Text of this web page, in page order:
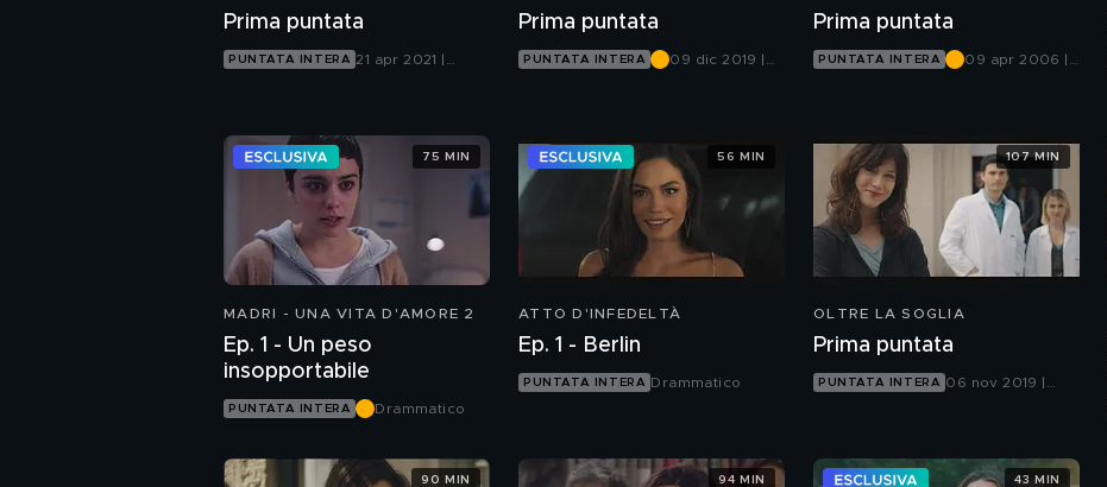
Prima puntata
PUNTATA INTERA 21 apr 2021 |
Prima puntata
PUNTATA INTERA
09 dic 2019 |
Prima puntata
PUNTATA INTERA
09 apr 2006 |
MADRI - UNA VITA D'AMORE 2
Ep. 1 - Un peso
insopportabile
PUNTATA INTERA Drammatico
75 MIN
ATTO D'INFEDELTÀ
Ep. 1 - Berlin
PUNTATA INTERA Drammatico
56 MIN
OLTRE LA SOGLIA
Prima puntata
PUNTATA INTERA 06 nov 2019 |
107 MIN
90 MIN 94 MIN 43 MIN